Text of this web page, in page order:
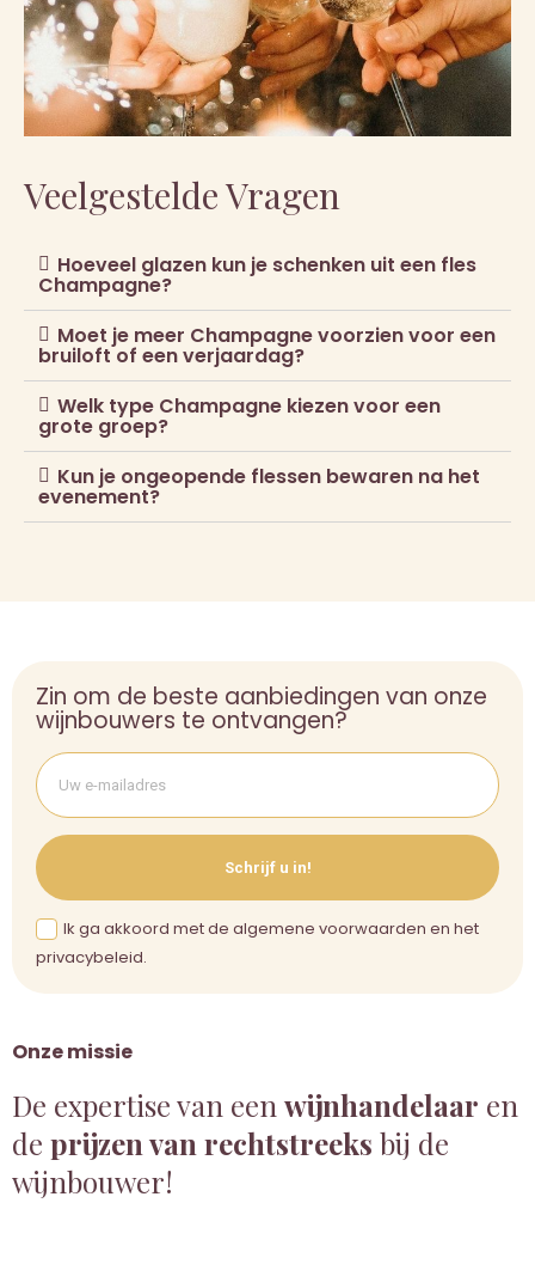
Veelgestelde Vragen
Hoeveel glazen kun je schenken uit een fles
Champagne?
Moet je meer Champagne voorzien voor een
bruiloft of een verjaardag?
Welk type Champagne kiezen voor een
grote groep?
Kun je ongeopende flessen bewaren na het
evenement?
Onze missie
De expertise van een wijnhandelaar en
de prijzen van rechtstreeks bij de
wijnbouwer!
Zin om de beste aanbiedingen van onze
wijnbouwers te ontvangen?
Schrijf u in!
Ik ga akkoord met de algemene voorwaarden en het
privacybeleid.